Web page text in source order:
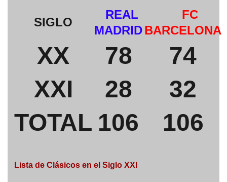
SIGLO
REAL
MADRID
FC
BARCELONA
XX 78
74
XXI
28
32
TOTAL 106 106
Lista de Clásicos en el Siglo XXI